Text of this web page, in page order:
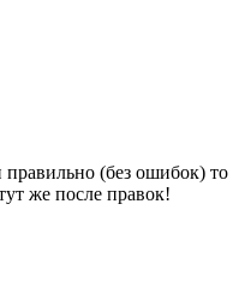
(без ошибок) то
же после правок!